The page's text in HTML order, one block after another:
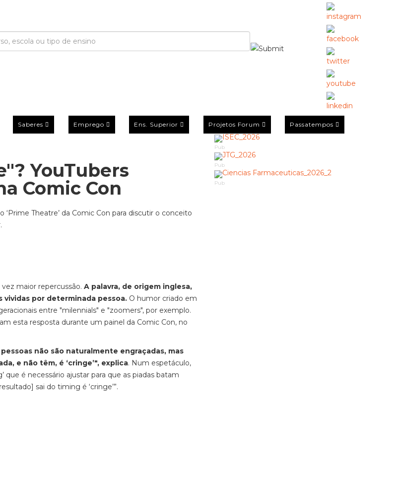
Saberes Emprego Ens. Superior Projetos Forum Passatempos
YouTubers
Comic Con
Theatre’ da Comic Con para discutir o conceito
maior repercussão. A palavra, de origem inglesa,
por determinada pessoa. O humor criado em
entre "milennials" e "zoomers", por exemplo.
esta resposta durante um painel da Comic Con, no
não são naturalmente engraçadas, mas
e não têm, é ‘cringe’", explica. Num espetáculo,
que é necessário ajustar para que as piadas batam
sai do timing é ‘cringe’”.
Pub
Pub
Pub